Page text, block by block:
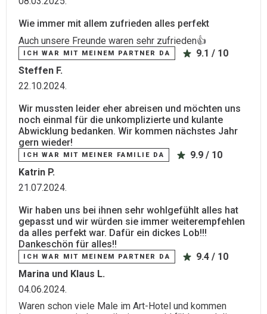
Wie immer mit allem zufrieden alles perfekt
Auch unsere Freunde waren sehr zufrieden👍
ICH WAR MIT MEINEM PARTNER DA
9.1 / 10
Steffen F.
22.10.2024.
Wir mussten leider eher abreisen und möchten uns
noch einmal für die unkomplizierte und kulante
Abwicklung bedanken. Wir kommen nächstes Jahr
gern wieder!
ICH WAR MIT MEINER FAMILIE DA
9.9 / 10
Katrin P.
21.07.2024.
Wir haben uns bei ihnen sehr wohlgefühlt alles hat
gepasst und wir würden sie immer weiterempfehlen
da alles perfekt war. Dafür ein dickes Lob!!!
Dankeschön für alles!!
ICH WAR MIT MEINEM PARTNER DA
9.4 / 10
Marina und Klaus L.
04.06.2024.
Waren schon viele Male im Art-Hotel und kommen